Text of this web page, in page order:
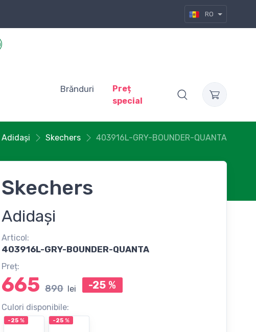
RO
Brănduri
Preț
special
Adidași Skechers 403916L-GRY-BOUNDER-QUANTA
Skechers
Adidași
Articol:
403916L-GRY-BOUNDER-QUANTA
Preț:
665 890 lei -25 %
Culori disponibile:
-25% -25%